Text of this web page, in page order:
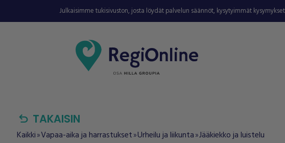
Julkaisimme tukisivuston, josta löydät palvelun säännöt, kysytyimmät
undo TAKAISIN
Kaikki double_arrowVapaa-aika ja harrastukset double_arrowUrheilu ja liikunta double_arrowJääkiekko ja luistelu